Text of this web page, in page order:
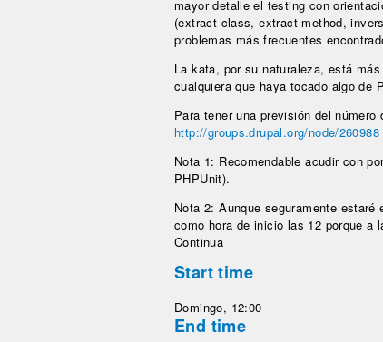
mayor detalle el testing con
(extract class, extract method,
problemas más frecuentes
La kata, por su naturaleza, está
cualquiera que haya tocado algo de
Para tener una previsión del
http://groups.drupal.org/node/260988
Nota 1: Recomendable acudir con
PHPUnit).
Nota 2: Aunque seguramente
como hora de inicio las 12 porque a
Continua
Start time
Domingo, 12:00
End time